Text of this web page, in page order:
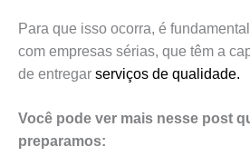
Para que isso ocorra, é
com empresas sérias, que têm a
de entregar serviços de qualidade.
Você pode ver mais nesse post
preparamos: